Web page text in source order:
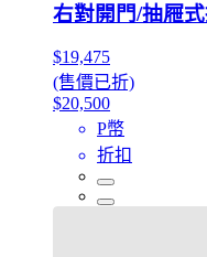
右對開門/抽屜
$19,475
(售價已折)
$20,500
P幣
折扣